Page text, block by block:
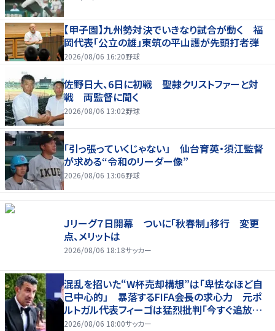
【甲子園】九州勢対決でいきなり試合が動く 福
岡代表「公立の雄」東筑の平山護が先頭打者弾
2026/08/06 16:20野球
佐野日大、6日に初戦 聖隷クリストファーと対
戦 両監督に聞く
2026/08/06 13:02野球
「引っ張っていくじゃない」 仙台育英・須江監督
が求める“令和のリーダー像”
2026/08/06 13:06野球
Ｊリーグ７日開幕 ついに「秋春制」移行 変更
点、メリットは
2026/08/06 18:18サッカー
混乱を招いた“W杯売却構想”は「卑怯なほど自
己中心的」 暴落するFIFA会長の求心力 元ポ
ルトガル代表フィーゴは猛烈批判「今すぐ追放す
べきだ」
2026/08/06 18:00サッカー